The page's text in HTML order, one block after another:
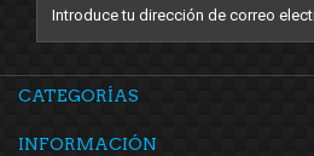
CATEGORÍAS
INFORMACIÓN